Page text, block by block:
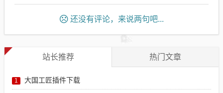
还没有评论，来说两句吧...
站长推荐 热门文章
1 大国工匠插件下载